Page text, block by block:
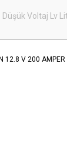
Düşük Voltaj Lv